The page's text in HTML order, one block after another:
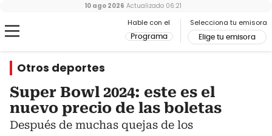
Hable con el
Programa
Selecciona tu emisora
Elige tu emisora
10 ago 2026 Actualizado 06:21
Otros deportes
Super Bowl 2024: este es el
nuevo precio de las boletas
Después de muchas quejas de los